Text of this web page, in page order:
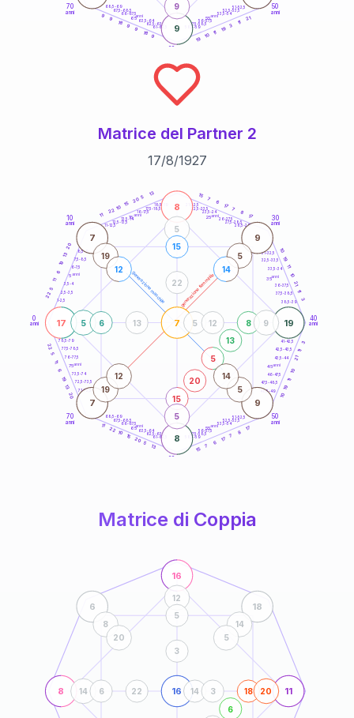
50
anni
60
70
anni
51-52,5
52,5-53,5
53,5-54
56-57,5
57,5-58,5
58,5-59
61-62,5
62,5-63,5
63,5-64
66-67,5
67,5-68,5
68,5-69
21
11
3
19
11
10
19
9
18
9
9
18
9
9
9
9
55anni
65anni
Matrice del Partner 2
17/8/1927
generazione maschile generazione femminile
0
anni
10
anni
30
anni
40
anni
50
anni
60
70
anni
1-2,5
2,5-3,5
3,5-4
6-7,5
7,5-8,5
8,5-9
11-12,5
12,5-13,5
13,5-14
16-17,5
17,5-18,5
18,5-19 21-22,5
22,5-23,5
23,5-24
26-27,5
27,5-28,5
28,5-29
31-32,5
32,5-33,5
33,5-34
36-37,5
37,5-38,5
38,5-39
41-42,5
42,5-43,5
43,5-44
46-47,5
47,5-48,5
48,5-49
51-52,5
52,5-53,5
53,5-54
56-57,5
57,5-58,5
58,5-59
61-62,5
62,5-63,5
63,5-64
66-67,5
67,5-68,5
68,5-69
71-72,5
72,5-73,5
73,5-74
76-77,5
77,5-78,5
78,5-79
22
5
11
6
19
13
20
11
22 10
15
20 5
13 15
7
6
17
7
8
17
10
19
11
10
21
11
3
3
11
21
10
11
19
10
17
8
7
17
6
7
15
13
5
20
15
10
22
11
20
13
19
6
11
5
22
17
8
19
8
7
7 9
7 9
15
20
5
13
8
5
5
9
5
6
15
5 12
13
22
19
12
5
14
19
12
5
14
5anni
15 anni 25anni
35anni
45anni
55anni
65anni
75anni
Matrice di Coppia
8
16
11
16
6 18
6
18
14
12
20
6
5
14 3
22
3
8
20
14
5